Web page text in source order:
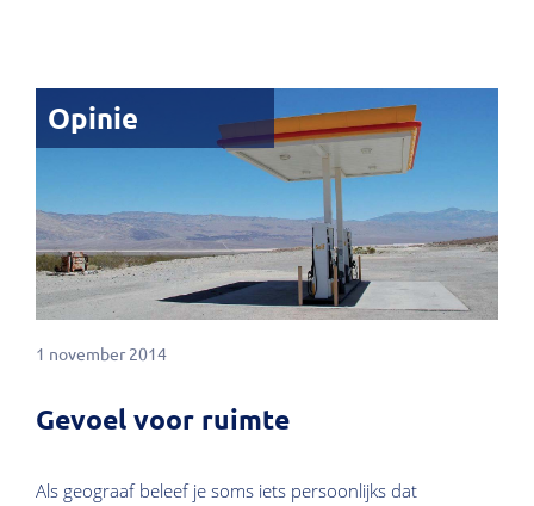
Opinie
1 november 2014
Gevoel voor ruimte
Als geograaf beleef je soms iets persoonlijks dat